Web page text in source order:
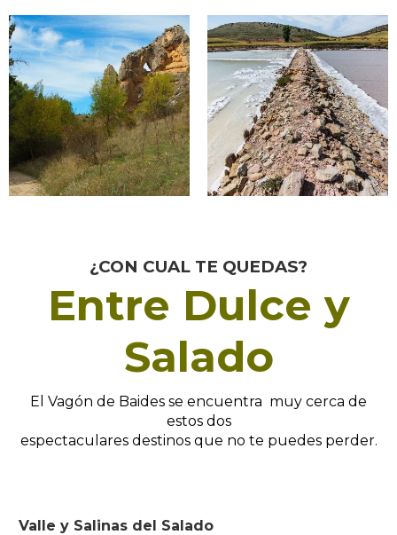
¿CON CUAL TE QUEDAS?
Entre Dulce y
Salado
El Vagón de Baides se encuentra muy cerca de
estos dos
espectaculares destinos que no te puedes perder.
Valle y Salinas del Salado